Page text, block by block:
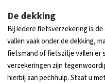
De dekking
Bij iedere fietsverzekering is
vallen vaak onder de dekking,
fietsmand of fietszitje vallen er
verzekeringen zijn
hierbij aan pechhulp. Staat u